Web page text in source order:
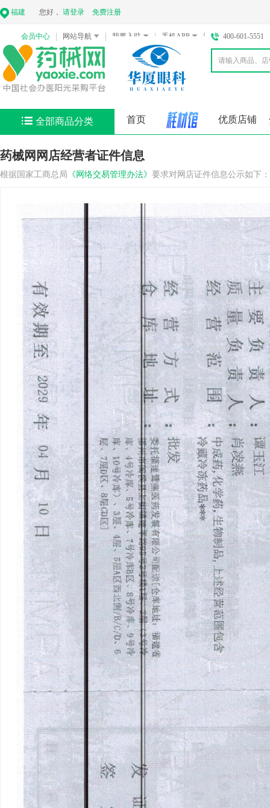
福建 您好， 请登录 免费注册
会员中心 网站导航 我要入驻 手机APP 400-601-5551
全部商品分类 首页 优质店铺
药械网网店经营者证件信息
根据国家工商总局 《网络交易管理办法》 要求对网店证件信息公示如下：